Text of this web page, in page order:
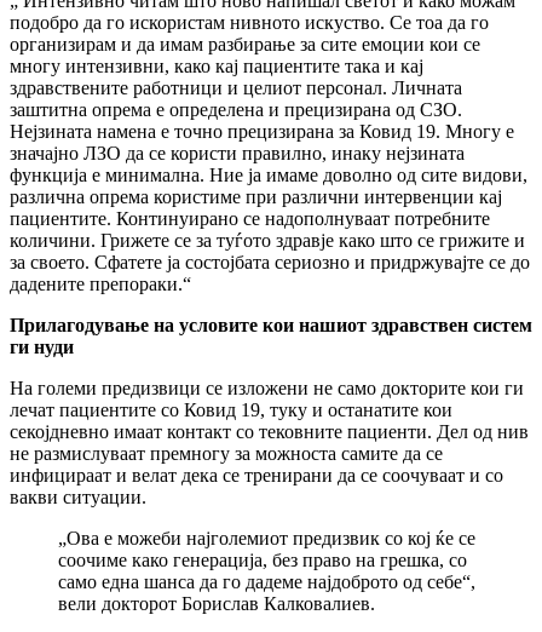
подобро да го искористам нивното искуство. Се тоа да го
организирам и да имам разбирање за сите емоции кои се
многу интензивни, како кај пациентите така и кај
здравствените работници и целиот персонал. Личната
заштитна опрема е определена и прецизирана од СЗО.
Нејзината намена е точно прецизирана за Ковид 19. Многу е
значајно ЛЗО да се користи правилно, инаку нејзината
функција е минимална. Ние ја имаме доволно од сите видови,
различна опрема користиме при различни интервенции кај
пациентите. Континуирано се надополнуваат потребните
количини. Грижете се за туѓото здравје како што се грижите и
за своето. Сфатете ја состојбата сериозно и придржувајте се до
дадените препораки.“
Прилагодување на условите кои нашиот здравствен систем
ги нуди
На големи предизвици се изложени не само докторите кои ги
лечат пациентите со Ковид 19, туку и останатите кои
секојдневно имаат контакт со тековните пациенти. Дел од нив
не размислуваат премногу за можноста самите да се
инфицираат и велат дека се тренирани да се соочуваат и со
вакви ситуации.
„Ова е можеби најголемиот предизвик со кој ќе се
соочиме како генерација, без право на грешка, со
само една шанса да го дадеме најдоброто од себе“,
вели докторот Борислав Калковалиев.